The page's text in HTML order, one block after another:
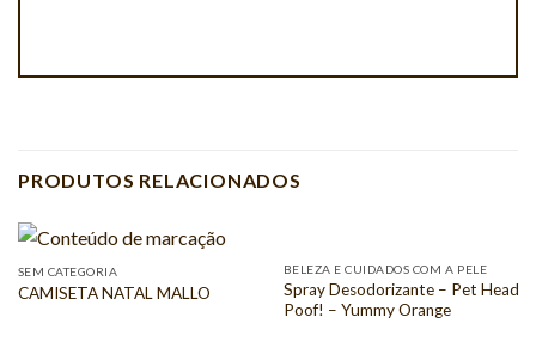
PRODUTOS RELACIONADOS
SEM CATEGORIA
CAMISETA NATAL MALLO
BELEZA E CUIDADOS COM A PELE
Spray Desodorizante – Pet Head
Poof! – Yummy Orange